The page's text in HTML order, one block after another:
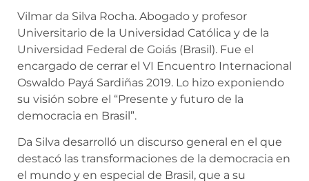
Vilmar da Silva Rocha. Abogado y profesor
Universitario de la Universidad Católica y de la
Universidad Federal de Goiás (Brasil). Fue el
encargado de cerrar el VI Encuentro Internacional
Oswaldo Payá Sardiñas 2019. Lo hizo exponiendo
su visión sobre el “Presente y futuro de la
democracia en Brasil”.
Da Silva desarrolló un discurso general en el que
destacó las transformaciones de la democracia en
el mundo y en especial de Brasil, que a su